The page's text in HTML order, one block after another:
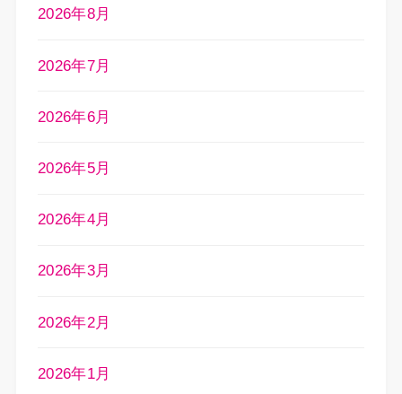
2026年8月
2026年7月
2026年6月
2026年5月
2026年4月
2026年3月
2026年2月
2026年1月